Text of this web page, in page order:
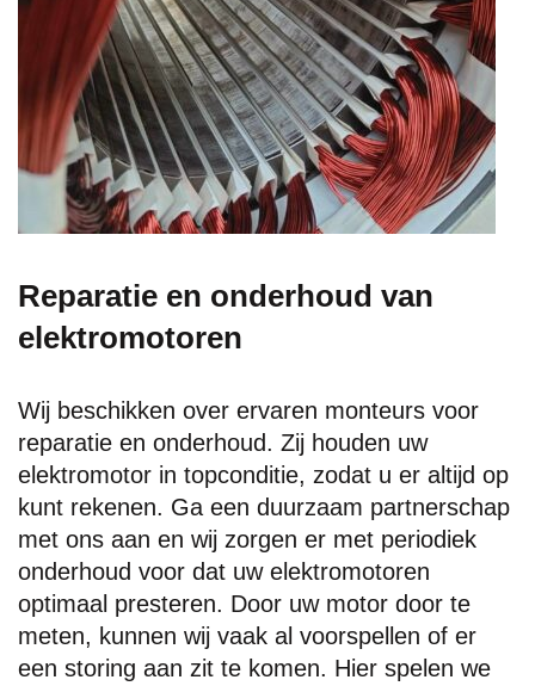
Reparatie en onderhoud van
elektromotoren
Wij beschikken over ervaren monteurs voor
reparatie en onderhoud. Zij houden uw
elektromotor in topconditie, zodat u er altijd op
kunt rekenen. Ga een duurzaam partnerschap
met ons aan en wij zorgen er met periodiek
onderhoud voor dat uw elektromotoren
optimaal presteren. Door uw motor door te
meten, kunnen wij vaak al voorspellen of er
een storing aan zit te komen. Hier spelen we